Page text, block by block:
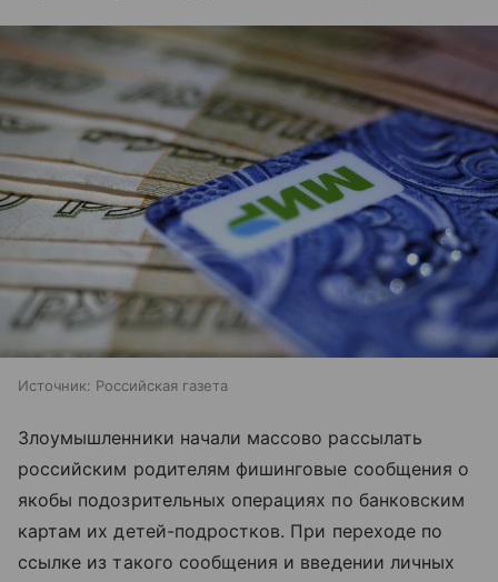
Источник: Российская газета
Злоумышленники начали массово рассылать
российским родителям фишинговые сообщения о
якобы подозрительных операциях по банковским
картам их детей-подростков. При переходе по
ссылке из такого сообщения и введении личных